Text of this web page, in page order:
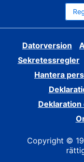
Datorversion
Sekretessregler
Hantera
Copyright ©